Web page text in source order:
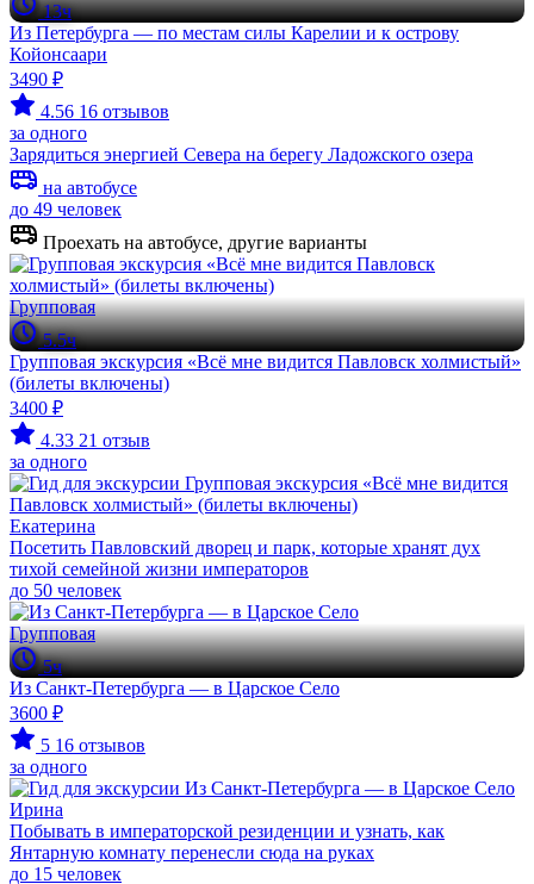
13ч
Из Петербурга — по местам силы Карелии и к острову
Койонсаари
3490 ₽
4.56 16 отзывов
за одного
Зарядиться энергией Севера на берегу Ладожского озера
на автобусе
до 49 человек
Проехать на автобусе, другие варианты
Групповая
5.5ч
Групповая экскурсия «Всё мне видится Павловск холмистый»
(билеты включены)
3400 ₽
4.33 21 отзыв
за одного
Екатерина
Посетить Павловский дворец и парк, которые хранят дух
тихой семейной жизни императоров
до 50 человек
Групповая
5ч
Из Санкт-Петербурга — в Царское Село
3600 ₽
5 16 отзывов
за одного
Ирина
Побывать в императорской резиденции и узнать, как
Янтарную комнату перенесли сюда на руках
до 15 человек